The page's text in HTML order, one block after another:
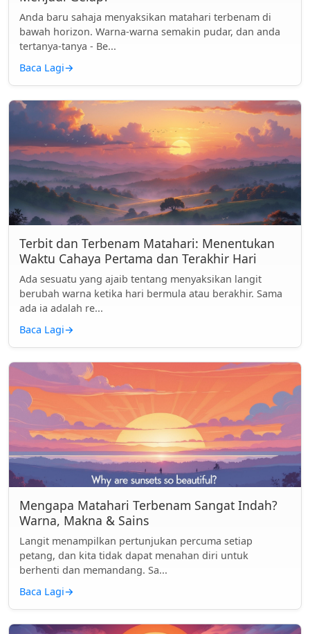
Anda baru sahaja menyaksikan matahari terbenam di
bawah horizon. Warna-warna semakin pudar, dan anda
tertanya-tanya - Be...
Baca Lagi→
Terbit dan Terbenam Matahari: Menentukan
Waktu Cahaya Pertama dan Terakhir Hari
Ada sesuatu yang ajaib tentang menyaksikan langit
berubah warna ketika hari bermula atau berakhir. Sama
ada ia adalah re...
Baca Lagi→
Mengapa Matahari Terbenam Sangat Indah?
Warna, Makna & Sains
Langit menampilkan pertunjukan percuma setiap
petang, dan kita tidak dapat menahan diri untuk
berhenti dan memandang. Sa...
Baca Lagi→